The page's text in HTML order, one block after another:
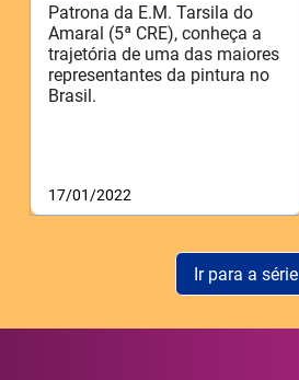
Patrona da E.M. Tarsila do
Amaral (5ª CRE), conheça a
trajetória de uma das maiores
representantes da pintura no
Brasil.
17/01/2022
Ir para a série